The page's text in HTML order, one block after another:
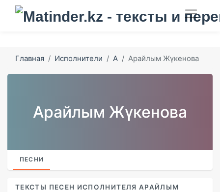
Главная Исполнители А Арайлым Жүкенова
Арайлым Жүкенова
ПЕСНИ
ТЕКСТЫ ПЕСЕН ИСПОЛНИТЕЛЯ АРАЙЛЫМ